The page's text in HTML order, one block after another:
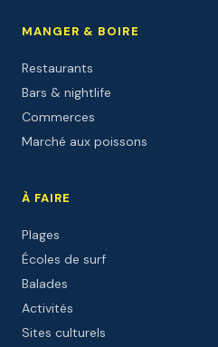
MANGER & BOIRE
Restaurants
Bars & nightlife
Commerces
Marché aux poissons
À FAIRE
Plages
Écoles de surf
Balades
Activités
Sites culturels